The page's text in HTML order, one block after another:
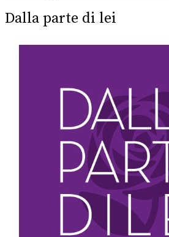
Dalla parte di lei